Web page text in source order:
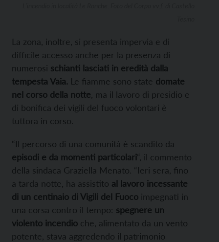
La zona, inoltre, si presenta impervia e di
difficile accesso anche per la presenza di
numerosi schianti lasciati in eredità dalla
tempesta Vaia. Le fiamme sono state domate
nel corso della notte , ma il lavoro di presidio e
di bonifica dei vigili del fuoco volontari è
tuttora in corso.
“Il percorso di una comunità è scandito da
episodi e da momenti particolari“, il commento
della sindaca Graziella Menato. “Ieri sera, fino
a tarda notte, ha assistito al lavoro incessante
di un centinaio di Vigili del Fuoco impegnati in
una corsa contro il tempo: spegnere un
violento incendio che, alimentato da un vento
potente, stava aggredendo il patrimonio